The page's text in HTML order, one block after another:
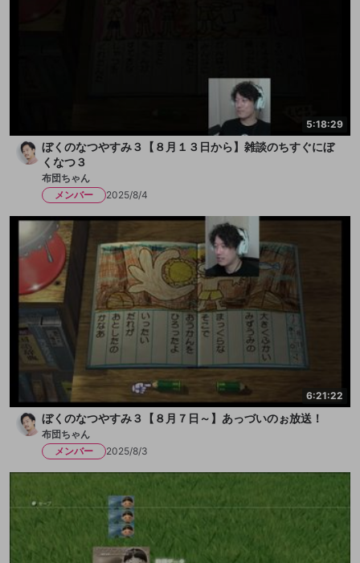
5:18:29
ぼくのなつやすみ３【８月１３日から】雑談のちすぐにぼ
くなつ３
布団ちゃん
メンバー
2025/8/4
6:21:22
ぼくのなつやすみ３【８月７日～】あっづいのぉ放送！
布団ちゃん
メンバー
2025/8/3